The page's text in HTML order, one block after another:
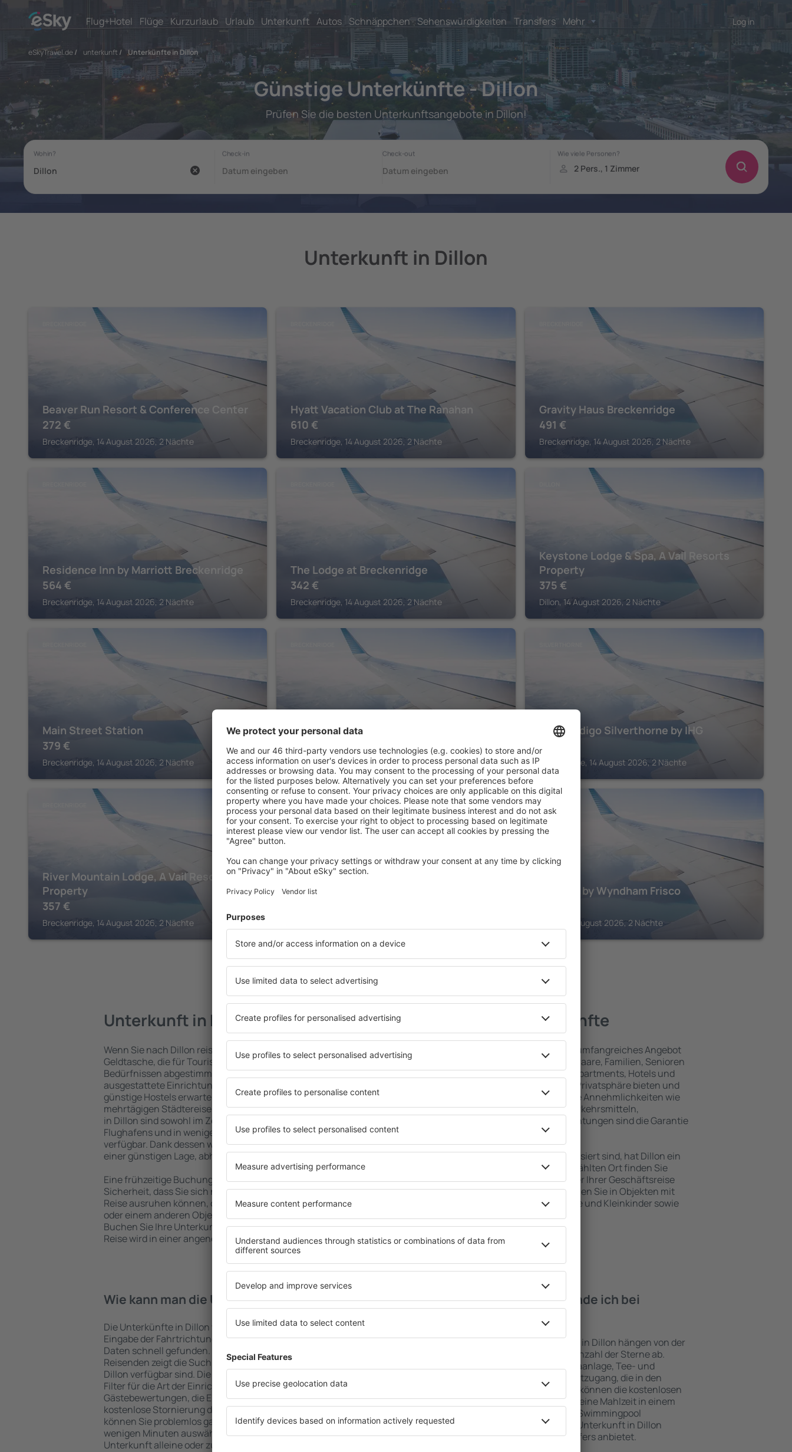
Flug+Hotel Flüge Kurzurlaub Urlaub Unterkunft Autos Schnäppchen Sehenswürdigkeiten Transfers Mehr Log in
eSkyTravel.de/ unterkunft / Unterkünfte in Dillon
Günstige Unterkünfte - Dillon
Prüfen Sie die besten Unterkunftsangebote in Dillon!
Unterkunft in Dillon
Beaver Run Resort & Conference Center
272 €
Breckenridge, 14 August 2026, 2 Nächte
Hyatt Vacation Club at The Ranahan
610 €
Breckenridge, 14 August 2026, 2 Nächte
Gravity Haus Breckenridge
491 €
Breckenridge, 14 August 2026, 2 Nächte
Residence Inn by Marriott Breckenridge
564 €
Breckenridge, 14 August 2026, 2 Nächte
The Lodge at Breckenridge
342 €
Breckenridge, 14 August 2026, 2 Nächte
Keystone Lodge & Spa, A Vail Resorts
Property
375 €
Dillon, 14 August 2026, 2 Nächte
Main Street Station
379 €
Breckenridge, 14 August 2026, 2 Nächte
Property
673 €
Breckenridge, 14 August 2026, 2 Nächte
Hotel Indigo Silverthorne by IHG
557
Silverthorne, 14 August 2026, 2 Nächte
River Mountain Lodge, A Vail Resorts
Property
357 €
Breckenridge, 14 August 2026, 2 Nächte
FRISCO
Holiday Inn Frisco by IHG
FRISCO
Ramada by Wyndham Frisco
Frisco, 14 August 2026, 2 Nächte
Mehr Angebote prüfen in Dillon
Unterkunft in Dillon
Wenn Sie nach Dillon reisen, finden Sie Unterkünfte für jede
Geldtasche, die für Touristen mit unterschiedlichen
Bedürfnissen abgestimmt sind. Geräumige und komfortabel
ausgestattete Einrichtungen mit vielen Annehmlichkeiten und
günstige Hostels erwarten die Besucher, wo sie während einer
mehrtägigen Städtereise übernachten können. Die Unterkünfte
in Dillon sind sowohl im Zentrum als auch in der Nähe des
Flughafens und in weniger beliebten Stadtteilen oder Regionen
verfügbar. Dank dessen wählen Sie eine Unterkunft in Dillon in
einer günstigen Lage, abhängig von Ihren weiteren Vorhaben.
Eine frühzeitige Buchung der Unterkunft in Dillon gibt die
Sicherheit, dass Sie sich nach dem Erreichen des Ziels nach der
Reise ausruhen können, ohne nach einem Hotel, einer Wohnung
oder einem anderen Objekt für Reisende suchen zu müssen.
Buchen Sie Ihre Unterkunft vor dem Besuch von Dillon und Ihre
Reise wird in einer angenehmeren Atmosphäre verlaufen.
Dillon – beste Unterkünfte
Die Unterkünfte in Dillon umfassen ein umfangreiches Angebot
von vielen Objekten für Alleinreisende, Paare, Familien, Senioren
und Gruppen. Die Besucher können in Apartments, Hotels und
Pensionen übernachten, die maximale Privatsphäre bieten und
sich im Zentrum von Dillon befinden. Die Annehmlichkeiten wie
die Nähe zu Mietwagen, öffentlichen Verkehrsmitteln,
Geschäften, Service- und Freizeiteinrichtungen sind die Garantie
Wenn Sie an Luxusunterkünften interessiert sind, hat Dillon ein
breites Angebot für Sie. An dem ausgewählten Ort finden Sie
alles, was Sie während Ihres Urlaubs oder Ihrer Geschäftsreise
benötigen. Die Unterkunft in Dillon buchen Sie in Objekten mit
Einrichtungen für Behinderte, Säuglinge und Kleinkinder sowie
für Reisende zusammen mit Haustieren.
Wie kann man die Unterkünfte in Dillon finden?
Die Unterkünfte in Dillon werden von der Suchmaschine nach
Eingabe der Fahrtrichtung und der Check-In- und Check-Out-
Daten schnell gefunden. Nach Auswahl der Anzahl der
Reisenden zeigt die Suchmaschine an, welche Unterkünfte in
Dillon verfügbar sind. Die Auswahl der Unterkunft wird durch
Filter für die Art der Einrichtung und die Anzahl der Sterne, die
Gästebewertungen, die Entfernung zum Zentrum und die
kostenlose Stornierung der Buchung erleichtert. Dadurch
können Sie problemlos ganz einfach eine Unterkunft in Dillon in
wenigen Minuten auswählen. Sie können je nach Bedarf eine
Unterkunft alleine oder zusammen mit dem Flug buchen.
Welche Annehmlichkeiten finde ich bei
Die Annehmlichkeiten bei Unterkünften in Dillon hängen von der
Art des ausgewählten Objekts und der Anzahl der Sterne ab.
Gäste nutzen Küchenzeile, Balkon, Klimaanlage, Tee- und
Kaffeezubehör, Handtücher und Internetzugang, die in den
Unterkünften verfügbar sind. Besucher können die kostenlosen
Parkplätze an der Unterkunft benutzen, eine Mahlzeit in einem
Restaurant bestellen oder ein Hotel mit Swimmingpool
auswählen. Sie können zusätzlich eine Unterkunft in Dillon
buchen, die den Gästen Flughafentransfers anbietet.